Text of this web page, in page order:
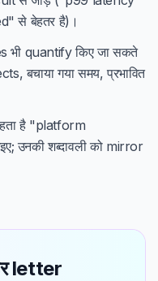
से बेहतर है)।
भी quantify किए जा सकते
बचाया गया समय, प्रभावित
है "platform
उनकी शब्दावली को mirror
letter